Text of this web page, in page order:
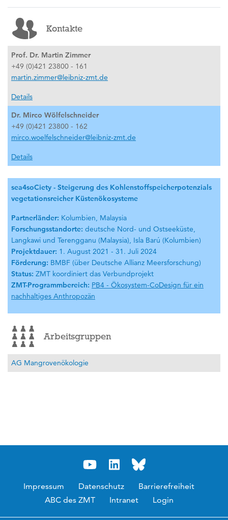
Kontakte
Prof. Dr. Martin Zimmer
+49 (0)421 23800 - 161
martin.zimmer@leibniz-zmt.de
Details
Dr. Mirco Wölfelschneider
+49 (0)421 23800 - 162
mirco.woelfelschneider@leibniz-zmt.de
Details
sea4soCiety - Steigerung des Kohlenstoffspeicherpotenzials
vegetationsreicher Küstenökosysteme
Partnerländer: Kolumbien, Malaysia
Forschungsstandorte: deutsche Nord- und Ostseeküste,
Langkawi und Terengganu (Malaysia), Isla Barú (Kolumbien)
Projektdauer: 1. August 2021 - 31. Juli 2024
Förderung: BMBF (über Deutsche Allianz Meersforschung)
Status: ZMT koordiniert das Verbundprojekt
ZMT-Programmbereich: PB4 - Ökosystem-CoDesign für ein
nachhaltiges Anthropozän
Arbeitsgruppen
AG Mangrovenökologie
Impressum Datenschutz
Barrierefreiheit
ABC des ZMT
Intranet Login